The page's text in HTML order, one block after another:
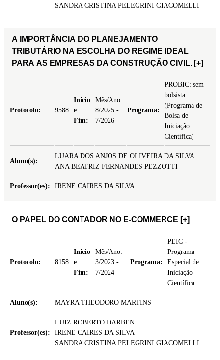
SANDRA CRISTINA PELEGRINI GIACOMELLI
A IMPORTÂNCIA DO PLANEJAMENTO
TRIBUTÁRIO NA ESCOLHA DO REGIME IDEAL
PARA AS EMPRESAS DA CONSTRUÇÃO CIVIL. [+]
Protocolo: 9588
Início
e
Fim:
Mês/Ano:
8/2025 -
7/2026
Programa:
PROBIC: sem
bolsista
(Programa de
Bolsa de
Iniciação
Científica)
Aluno(s):
LUARA DOS ANJOS DE OLIVEIRA DA SILVA
ANA BEATRIZ FERNANDES PEZZOTTI
Professor(es): IRENE CAIRES DA SILVA
O PAPEL DO CONTADOR NO E-COMMERCE [+]
Protocolo: 8158
Início
e
Fim:
Mês/Ano:
3/2023 -
7/2024
Programa:
PEIC -
Programa
Especial de
Iniciação
Científica
Aluno(s): MAYRA THEODORO MARTINS
Professor(es):
LUIZ ROBERTO DARBEN
IRENE CAIRES DA SILVA
SANDRA CRISTINA PELEGRINI GIACOMELLI